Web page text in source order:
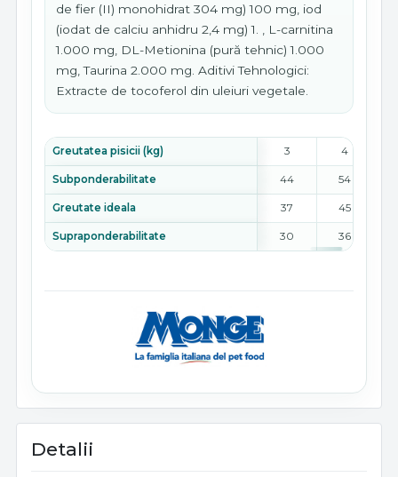
de fier (II) monohidrat 304 mg) 100 mg, iod
(iodat de calciu anhidru 2,4 mg) 1. , L-carnitina
1.000 mg, DL-Metionina (pură tehnic) 1.000
mg, Taurina 2.000 mg. Aditivi Tehnologici:
Extracte de tocoferol din uleiuri vegetale.
Greutatea pisicii (kg) 3 4
Subponderabilitate 44 54
Greutate ideala 37 45
Supraponderabilitate 30 36
Detalii